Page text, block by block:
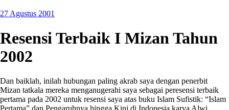
27 Agustus 2001
Resensi Terbaik I Mizan Tahun
2002
Dan baiklah, inilah hubungan paling akrab saya dengan penerbit
Mizan tatkala mereka menganugerahi saya sebagai peresensi terbaik
pertama pada 2002 untuk resensi saya atas buku Islam Sufistik: “Islam
Pertama” dan Pengaruhnya hingga Kini di Indonesia karya Alwi